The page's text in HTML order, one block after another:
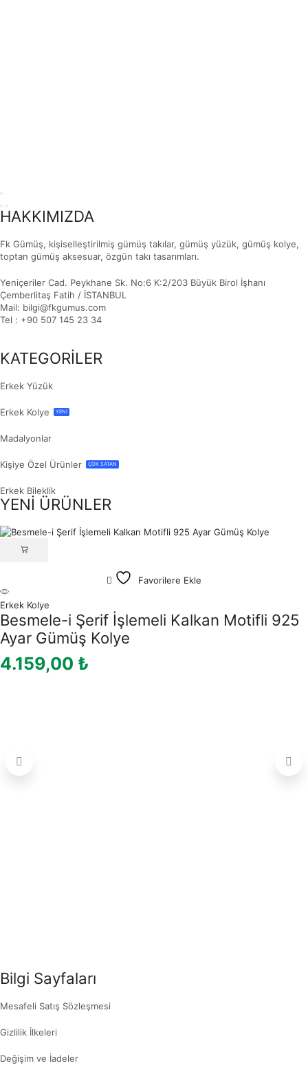
HAKKIMIZDA
Fk Gümüş, kişiselleştirilmiş gümüş takılar, gümüş yüzük, gümüş kolye,
toptan gümüş aksesuar, özgün takı tasarımları.
Yeniçeriler Cad. Peykhane Sk. No:6 K:2/203 Büyük Birol İşhanı
Çemberlitaş Fatih / İSTANBUL
Mail: bilgi@fkgumus.com
Tel : +90 507 145 23 34
KATEGORİLER
Erkek Yüzük
Erkek Kolye YENİ
Madalyonlar
Kişiye Özel Ürünler ÇOK SATAN
Erkek Bileklik
YENİ ÜRÜNLER
Favorilere Ekle
Erkek Kolye
Besmele-i Şerif İşlemeli Kalkan Motifli 925
Ayar Gümüş Kolye
4.159,00 ₺
Bilgi Sayfaları
Mesafeli Satış Sözleşmesi
Gizlilik İlkeleri
Değişim ve İadeler